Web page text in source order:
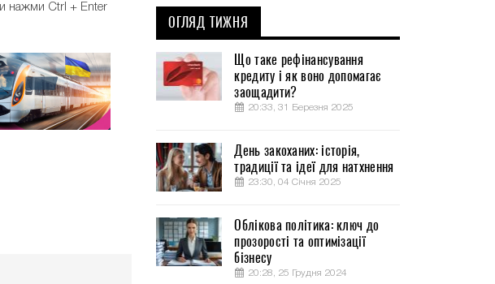
нажми Ctrl + Enter
ОГЛЯД ТИЖНЯ
Що таке рефінансування
кредиту і як воно допомагає
заощадити?
20:33, 31 Березня 2025
День закоханих: історія,
традиції та ідеї для натхнення
23:30, 04 Січня 2025
Облікова політика: ключ до
прозорості та оптимізації
бізнесу
20:28, 25 Грудня 2024